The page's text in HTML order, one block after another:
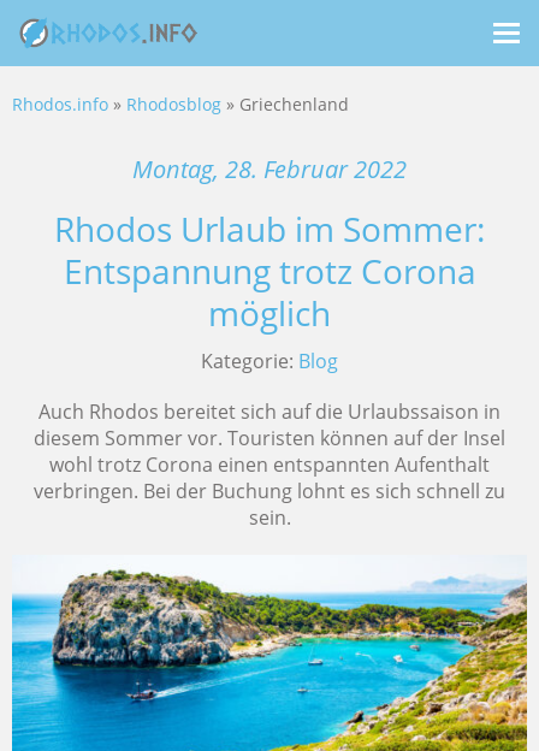
Rhodos.info » Rhodosblog » Griechenland
Montag, 28. Februar 2022
Rhodos Urlaub im Sommer:
Entspannung trotz Corona
möglich
Kategorie: Blog
Auch Rhodos bereitet sich auf die Urlaubssaison in
diesem Sommer vor. Touristen können auf der Insel
wohl trotz Corona einen entspannten Aufenthalt
verbringen. Bei der Buchung lohnt es sich schnell zu
sein.